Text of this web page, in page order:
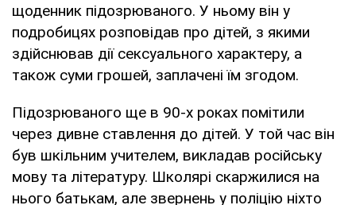
щоденник підозрюваного. У ньому він у
подробицях розповідав про дітей, з якими
здійснював дії сексуального характеру, а
також суми грошей, заплачені їм згодом.
Підозрюваного ще в 90-х роках помітили
через дивне ставлення до дітей. У той час він
був шкільним учителем, викладав російську
мову та літературу. Школярі скаржилися на
нього батькам, але звернень у поліцію ніхто